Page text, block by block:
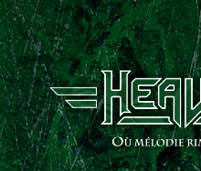
ACCUEIL
NEWS
CHRONIQUES
INTERVIEWS